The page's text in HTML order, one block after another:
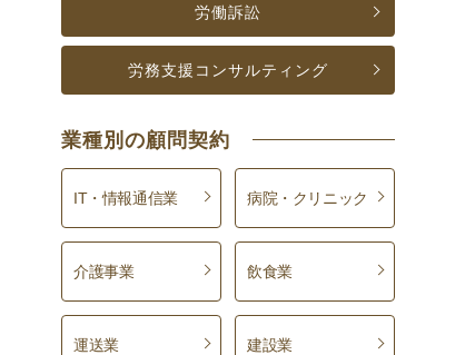
労働訴訟
労務支援 コンサルティング
業種別の顧問契約
IT・情報通信業 病院・クリニック
介護事業 飲食業
運送業 建設業